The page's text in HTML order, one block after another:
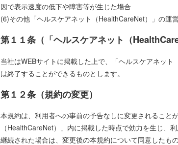
因で表示速度の低下や障害等が生じた場合
(6)その他「ヘルスケアネット（HealthCareNet）」の運
第１１条（「ヘルスケアネット（
当社はWEBサイトに掲載した上で、「ヘルスケアネッ
は終了することができるものとします。
第１２条（規約の変更）
本規約は、利用者への事前の予告なしに変更されること
（HealthCareNet）」内に掲載した時点で効力を生じ
継続された場合は、変更後の本規約について同意したもの